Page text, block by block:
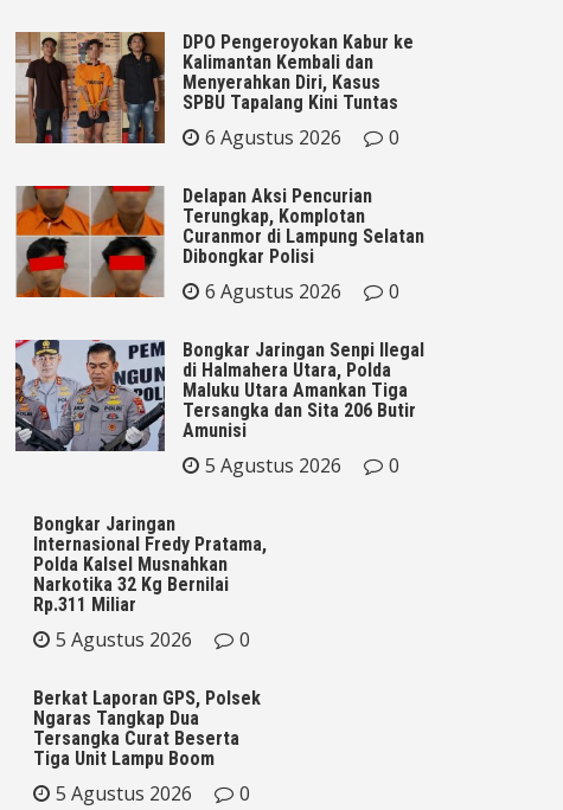
DPO Pengeroyokan Kabur ke
Kalimantan Kembali dan
Menyerahkan Diri, Kasus
SPBU Tapalang Kini Tuntas
6 Agustus 2026 0
Delapan Aksi Pencurian
Terungkap, Komplotan
Curanmor di Lampung Selatan
Dibongkar Polisi
6 Agustus 2026 0
Bongkar Jaringan Senpi Ilegal
di Halmahera Utara, Polda
Maluku Utara Amankan Tiga
Tersangka dan Sita 206 Butir
Amunisi
5 Agustus 2026 0
Bongkar Jaringan
Internasional Fredy Pratama,
Polda Kalsel Musnahkan
Narkotika 32 Kg Bernilai
Rp.311 Miliar
5 Agustus 2026 0
Berkat Laporan GPS, Polsek
Ngaras Tangkap Dua
Tersangka Curat Beserta
Tiga Unit Lampu Boom
5 Agustus 2026 0